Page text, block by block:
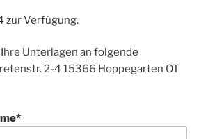
zur Verfügung.
Unterlagen an folgende
2-4 15366 Hoppegarten OT